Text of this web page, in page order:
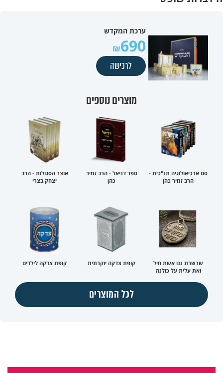
ערכת המקדש
690
לרכישה
מוצרים נוספים
סט ארכיאולוגיה תנ"כית -
הרב זמיר כהן
ספר דניאל - הרב זמיר
כהן
אוצר הסגולות - הרב
יצחק בצרי
שרשרת ננו אשת חיל
ואת עלית על כולנה
קופת צדקה יוקרתית קופת צדקה לילדים
לכל המוצרים